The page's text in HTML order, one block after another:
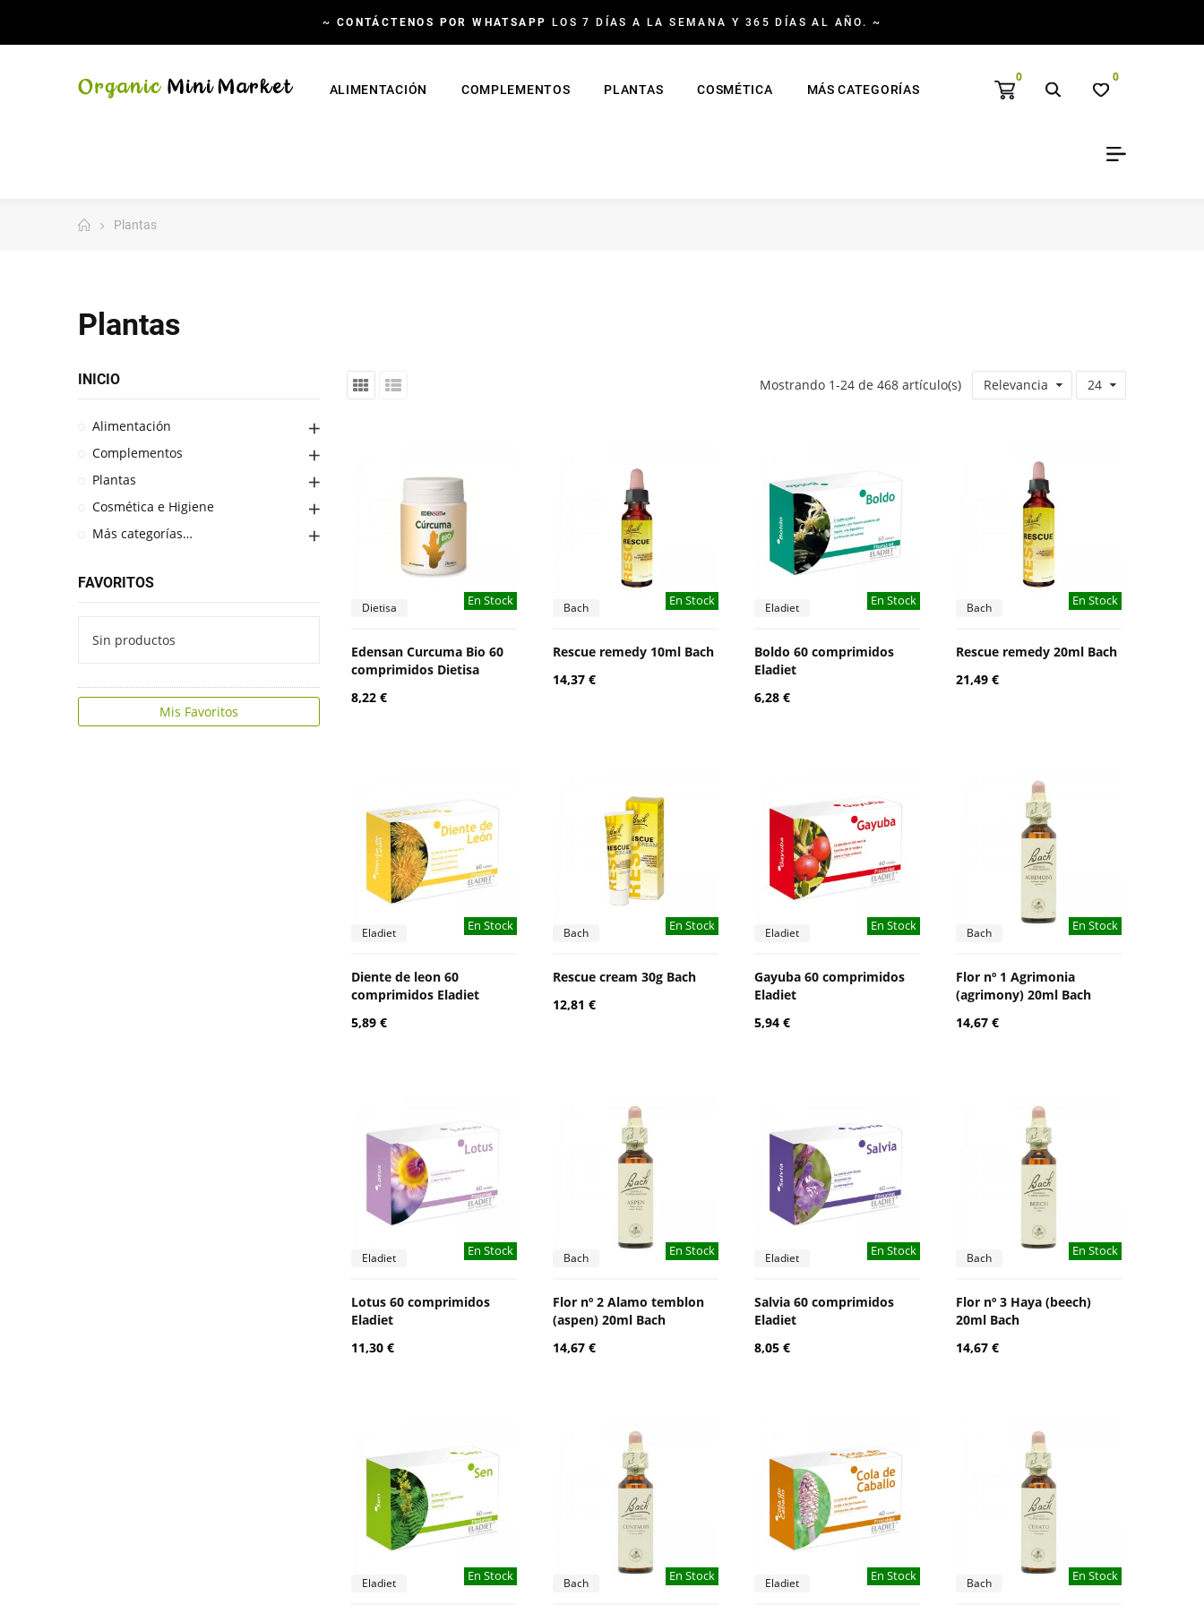
~ CONTÁCTENOS POR WHATSAPP LOS 7 DÍAS A LA SEMANA Y 365 DÍAS AL AÑO. ~
0 0
ALIMENTACIÓN COMPLEMENTOS PLANTAS COSMÉTICA MÁS CATEGORÍAS
Plantas
Plantas
Relevancia 24
Mostrando 1-24 de 468 artículo(s)
En Stock
Dietisa
Edensan Curcuma Bio 60
comprimidos Dietisa
8,22 €
En Stock
Bach
Rescue remedy 10ml Bach
14,37 €
En Stock
Eladiet
Boldo 60 comprimidos
Eladiet
6,28 €
En Stock
Bach
Rescue remedy 20ml Bach
21,49 €
En Stock
Eladiet
Diente de leon 60
comprimidos Eladiet
5,89 €
En Stock
Bach
Rescue cream 30g Bach
12,81 €
En Stock
Eladiet
Gayuba 60 comprimidos
Eladiet
5,94 €
En Stock
Bach
Flor nº 1 Agrimonia
(agrimony) 20ml Bach
14,67 €
En Stock
Eladiet
Lotus 60 comprimidos
Eladiet
11,30 €
En Stock
Bach
Flor nº 2 Alamo temblon
(aspen) 20ml Bach
14,67 €
En Stock
Eladiet
Salvia 60 comprimidos
Eladiet
8,05 €
En Stock
Bach
Flor nº 3 Haya (beech)
20ml Bach
14,67 €
En Stock
Eladiet En Stock
Bach En Stock
Eladiet En Stock
Bach
INICIO
Alimentación
Complementos
Plantas
Cosmética e Higiene
Más categorías…
FAVORITOS
Sin productos
Mis Favoritos